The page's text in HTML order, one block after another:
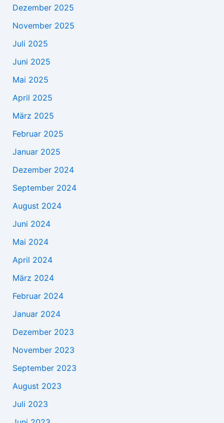
Dezember 2025
November 2025
Juli 2025
Juni 2025
Mai 2025
April 2025
März 2025
Februar 2025
Januar 2025
Dezember 2024
September 2024
August 2024
Juni 2024
Mai 2024
April 2024
März 2024
Februar 2024
Januar 2024
Dezember 2023
November 2023
September 2023
August 2023
Juli 2023